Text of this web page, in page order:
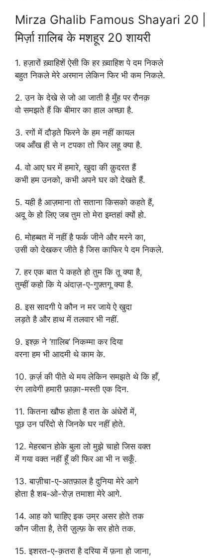
Mirza Ghalib Famous Shayari 20 |
मिर्ज़ा ग़ालिब के मशहूर 20 शायरी
1. हज़ारों ख़्वाहिशें ऐसी कि हर ख़्वाहिश पे दम निकले
बहुत निकले मेरे अरमान लेकिन फिर भी कम निकले.
2. उन के देखे से जो आ जाती है मुँह पर रौनक़
वो समझते हैं कि बीमार का हाल अच्छा है.
3. रगों में दौड़ते फिरने के हम नहीं कायल
जब आँख ही से न टपका तो फिर लहू क्या है.
4. वो आए घर में हमारे, खुदा की क़ुदरत हैं
कभी हम उनको, कभी अपने घर को देखते हैं.
5. यही है आज़माना तो सताना किसको कहते हैं,
अदू के हो लिए जब तुम तो मेरा इम्तहां क्यों हो.
6. मोहब्बत में नहीं है फर्क जीने और मरने का,
उसी को देखकर जीते है जिस काफिर पे दम निकले.
7. हर एक बात पे कहते हो तुम कि तू क्या है,
तुम्हीं कहो कि ये अंदाज़-ए-गुफ़्तगू क्या है.
8. इस सादगी पे कौन न मर जाये ऐ खुदा
लड़ते है और हाथ में तलवार भी नहीं.
9. इश्क़ ने ‘ग़ालिब’ निकम्मा कर दिया
वरना हम भी आदमी थे काम के.
10. क़र्ज़ की पीते थे मय लेकिन समझते थे कि हाँ,
रंग लावेगी हमारी फ़ाक़ा-मस्ती एक दिन.
11. कितना खौफ होता है रात के अंधेरों में,
पूछ उन परिंदो से जिनके घर नहीं होते.
12. मेहरबान होके बुला लो मुझे चाहो जिस वक्त
में गया वक्त नहीं हूँ की फिर आ भी न सकूँ.
13. बाज़ीचा-ए-अतफ़ाल है दुनिया मेरे आगे
होता है शब-ओ-रोज़ तमाशा मेरे आगे.
14. आह को चाहिए इक उम्र असर होते तक
कौन जीता है, तेरी ज़ुल्फ़ के सर होते तक.
15. इशरत-ए-क़तरा है दरिया में फ़ना हो जाना,